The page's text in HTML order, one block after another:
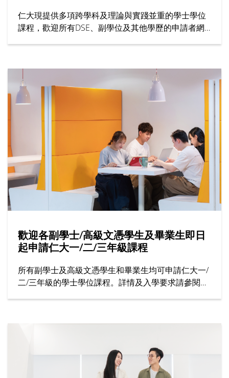
仁大現提供多項跨學科及理論與實踐並重的學士學位
課程，歡迎所有DSE、副學位及其他學歷的申請者網
歡迎各副學士/高級文憑學生及畢業生即日
起申請仁大一/二/三年級課程
所有副學士及高級文憑學生和畢業生均可申請仁大一/
二/三年級的學士學位課程。詳情及入學要求請參閱招